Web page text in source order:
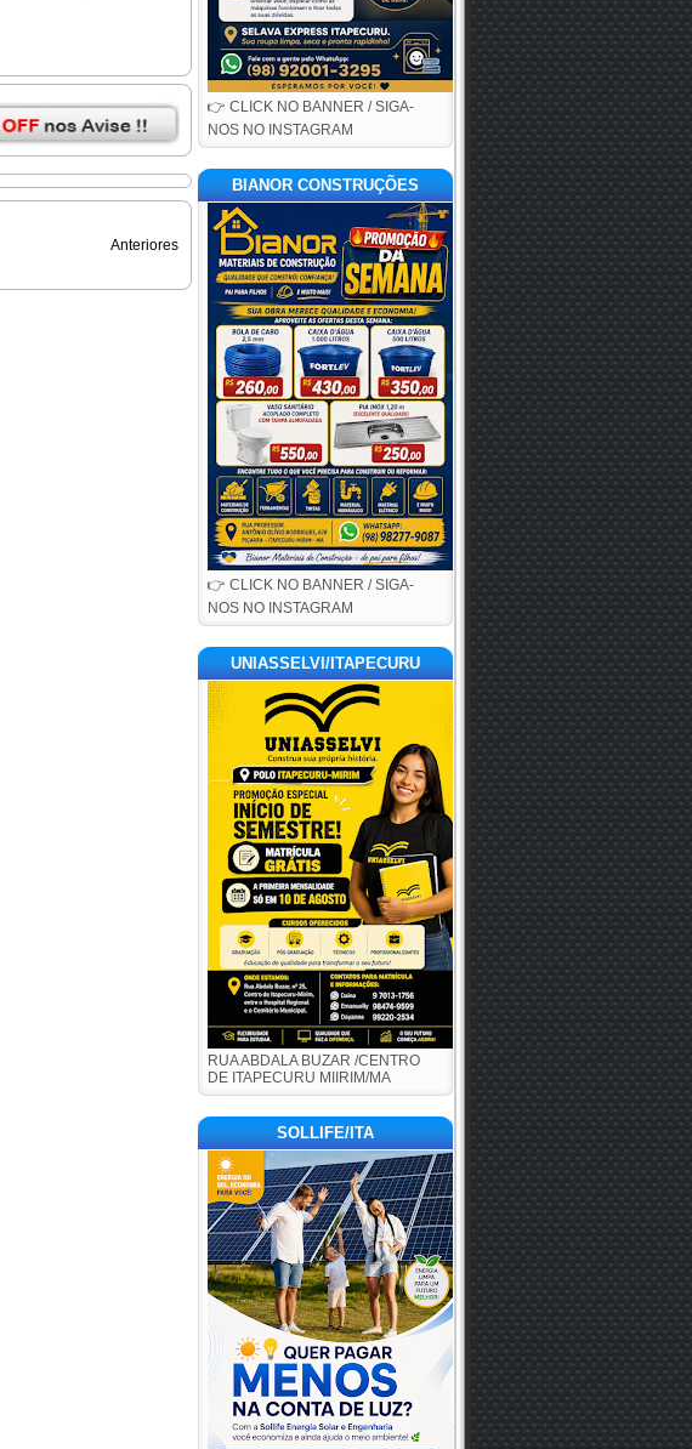
Anteriores
👉 CLICK NO BANNER / SIGA-
NOS NO INSTAGRAM
BIANOR CONSTRUÇÕES
👉 CLICK NO BANNER / SIGA-
NOS NO INSTAGRAM
UNIASSELVI/ITAPECURU
RUA ABDALA BUZAR /CENTRO
DE ITAPECURU MIIRIM/MA
SOLLIFE/ITA